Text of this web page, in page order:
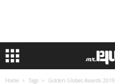
Home Tags Golden Globes Awards 2019